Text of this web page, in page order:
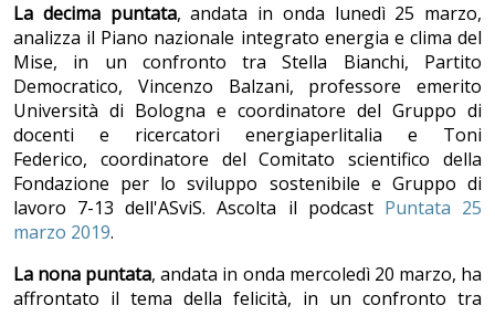
La decima puntata, andata in onda lunedì 25 marzo,
analizza il Piano nazionale integrato energia e clima del
Mise, in un confronto tra Stella Bianchi, Partito
Democratico, Vincenzo Balzani, professore emerito
Università di Bologna e coordinatore del Gruppo di
docenti e ricercatori energiaperlitalia e Toni
Federico, coordinatore del Comitato scientifico della
Fondazione per lo sviluppo sostenibile e Gruppo di
lavoro 7-13 dell'ASviS. Ascolta il podcast Puntata 25
marzo 2019.
La nona puntata, andata in onda mercoledì 20 marzo, ha
affrontato il tema della felicità, in un confronto tra